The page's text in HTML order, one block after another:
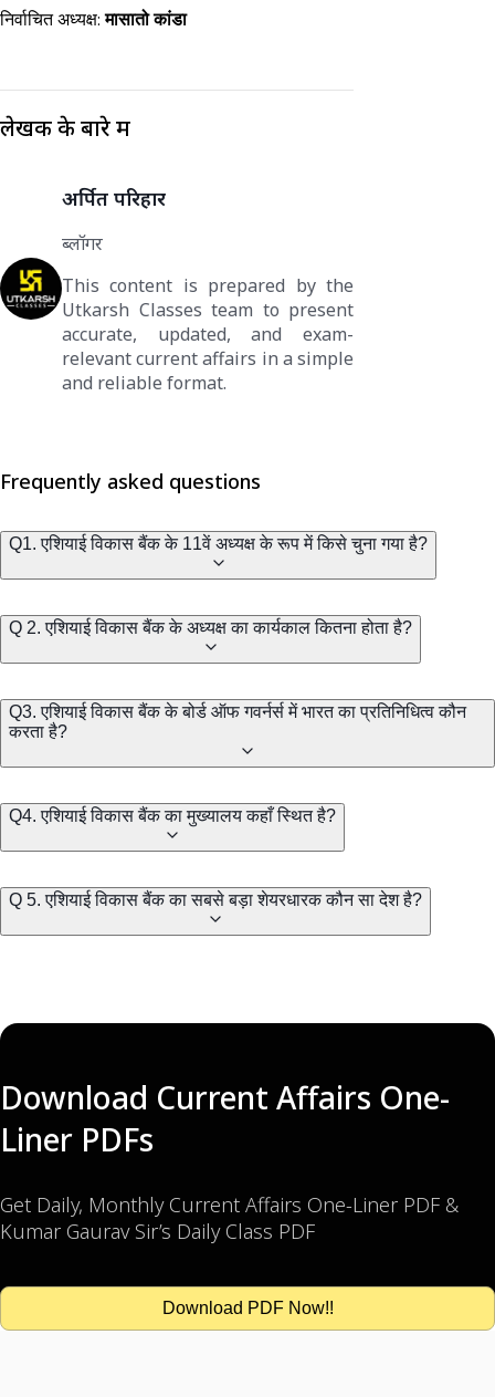
निर्वाचित अध्यक्ष:मासातो कांडा
लेखक के बारे में
अर्पित परिहार
ब्लॉगर
This content is prepared by the
Utkarsh Classes team to present
accurate, updated, and exam-
relevant current affairs in a simple
and reliable format.
Frequently asked questions
Q1. एशियाई विकास बैंक के 11वें अध्यक्ष के रूप में किसे चुना गया है?
Q 2. एशियाई विकास बैंक के अध्यक्ष का कार्यकाल कितना होता है?
Q3. एशियाई विकास बैंक के बोर्ड ऑफ गवर्नर्स में भारत का प्रतिनिधित्व कौन
करता है?
Q4. एशियाई विकास बैंक का मुख्यालय कहाँ स्थित है?
Q 5. एशियाई विकास बैंक का सबसे बड़ा शेयरधारक कौन सा देश है?
Download Current Affairs One-
Liner PDFs
Get Daily, Monthly Current Affairs One-Liner PDF &
Kumar Gaurav Sir’s Daily Class PDF
Download PDF Now!!